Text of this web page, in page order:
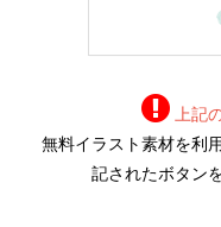
上記
無料イラスト素材を利
記されたボタン